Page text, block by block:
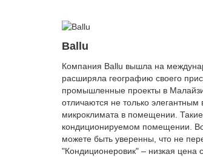
Ballu
Компания Ballu вышла на
расширяла географию своего
промышленные проекты в
отличаются не только
микроклимата в помещении.
кондиционируемом помещении.
можете быть уверенны, что не
"Кондиционеровик" – низкая